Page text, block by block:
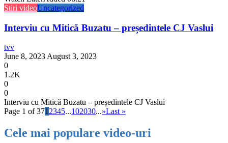
Stiri videoUncategorized
Interviu cu Mitică Buzatu – președintele CJ Vaslui
tvv
June 8, 2023 August 3, 2023
0
1.2K
0
0
Interviu cu Mitică Buzatu – președintele CJ Vaslui
Page 1 of 371 2345...102030...»Last »
Cele mai populare video-uri